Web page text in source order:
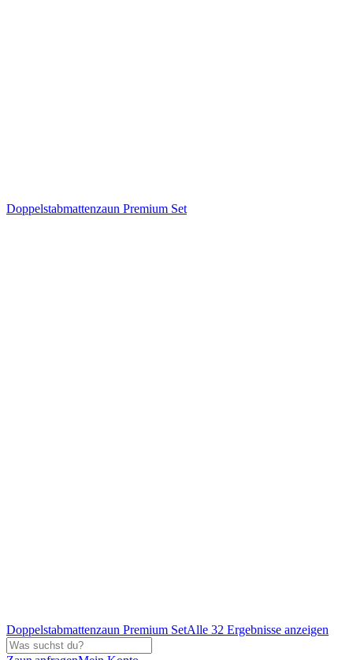
Doppelstabmattenzaun Premium Set
Doppelstabmattenzaun Premium SetAlle 32 Ergebnisse anzeigen